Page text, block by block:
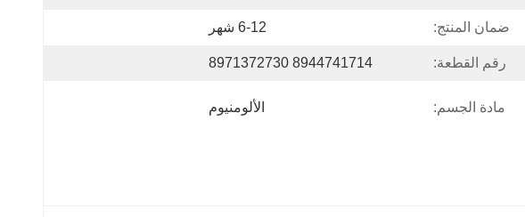
ضمان المنتج: 6-12 شهر
رقم القطعة: 8944741714 8971372730
مادة الجسم: الألومنيوم